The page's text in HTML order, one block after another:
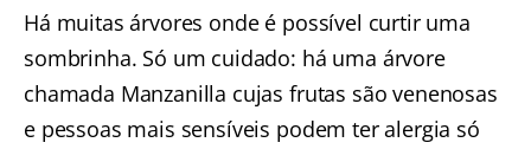
Há muitas árvores onde é possível curtir uma
sombrinha. Só um cuidado: há uma árvore
chamada Manzanilla cujas frutas são venenosas
e pessoas mais sensíveis podem ter alergia só